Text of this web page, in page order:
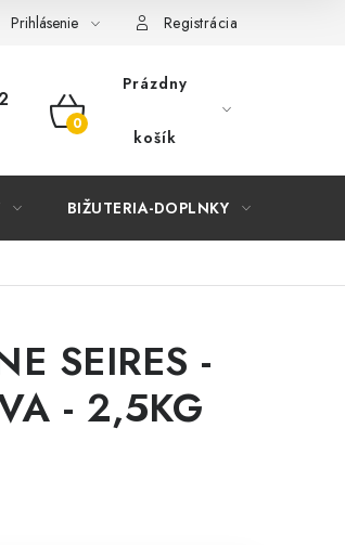
Prihlásenie Registrácia
NÁKUPNÝ
Prázdny
košík
BIŽUTERIA-DOPLNKY
SEIRES -
- 2,5KG